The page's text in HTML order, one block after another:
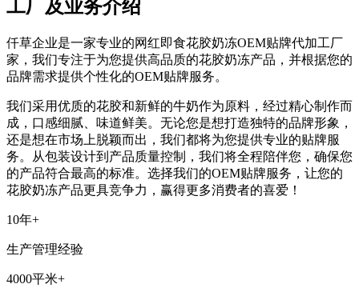
工厂及业务介绍
仟草企业是一家专业的网红即食花胶奶冻OEM贴牌代加工厂
家，我们专注于为您提供高品质的花胶奶冻产品，并根据您的
品牌需求提供个性化的OEM贴牌服务。
我们采用优质的花胶和新鲜的牛奶作为原料，经过精心制作而
成，口感细腻、味道鲜美。无论您是想打造独特的品牌形象，
还是想在市场上脱颖而出，我们都将为您提供专业的贴牌服
务。从包装设计到产品质量控制，我们将全程陪伴您，确保您
的产品符合最高的标准。选择我们的OEM贴牌服务，让您的
花胶奶冻产品更具竞争力，赢得更多消费者的喜爱！
10年+
生产管理经验
4000平米+